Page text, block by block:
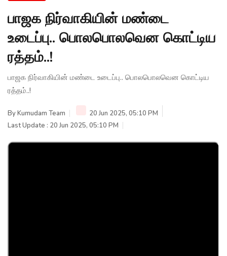
பாஜக நிர்வாகியின் மண்டை
உடைப்பு.. பொலபொலவென கொட்டிய
ரத்தம்..!
பாஜக நிர்வாகியின் மண்டை உடைப்பு.. பொலபொலவென கொட்டிய
ரத்தம்..!
ByKumudam Team
20 Jun 2025, 05:10 PM
Last Update : 20 Jun 2025, 05:10 PM